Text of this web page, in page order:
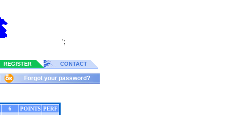
';
REGISTER CONTACT
Forgot your password?
6 POINTS PERF